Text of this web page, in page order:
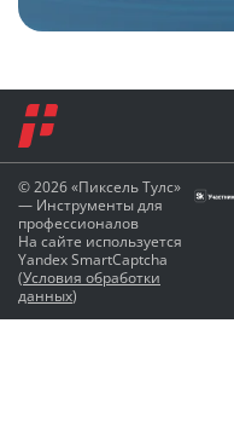
© 2026 «Пиксель Тулс»
— Инструменты для
профессионалов
На сайте используется
Yandex SmartCaptcha
(Условия обработки
данных)